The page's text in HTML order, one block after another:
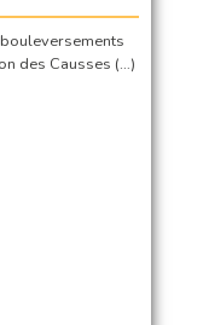
des Causses (…)